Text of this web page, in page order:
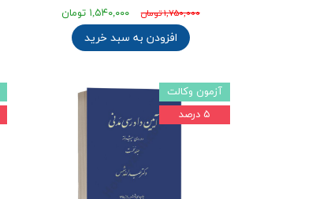
۱,۷۵۰,۰۰۰ تومان ۱,۵۴۰,۰۰۰ تومان
افزودن به سبد خرید
آزمون وکالت
۵ درصد